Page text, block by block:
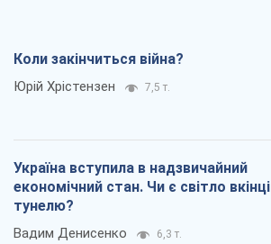
Коли закінчиться війна?
Юрій Хрістензен 7,5 т.
Україна вступила в надзвичайний
економічний стан. Чи є світло вкінці
тунелю?
Вадим Денисенко 6,3 т.